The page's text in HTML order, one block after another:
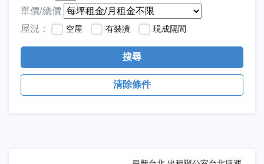
單價/總價
屋況：
空屋 有裝潢 現成隔間
搜尋
清除條件